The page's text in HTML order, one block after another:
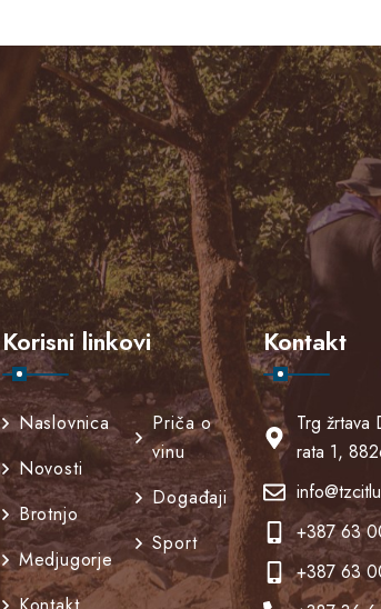
Korisni linkovi
Naslovnica
Novosti
Brotnjo
Medjugorje
Priča o
vinu
Događaji
Sport
Kontakt
Trg žrtava
rata 1,
+387 63
+387 63